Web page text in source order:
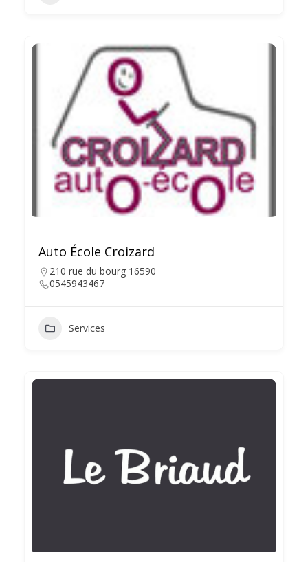
Auto École Croizard
210 rue du bourg 16590
0545943467
Services